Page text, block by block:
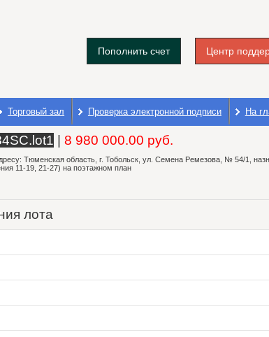
Центр
Пополнить счет
Торговый зал Проверка электронной подписи На
8 980 000.00 руб.
Тюменская область, г. Тобольск, ул. Семена Ремезова, № 54/1,
11-19, 21-27) на поэтажном план
лота